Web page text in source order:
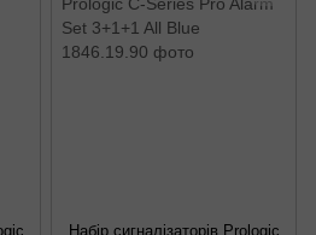
Набір сигналізаторів Prologic